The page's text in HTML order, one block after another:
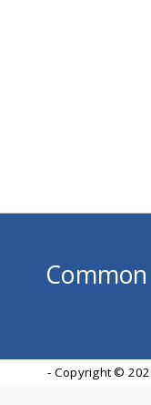
- Copyright ©